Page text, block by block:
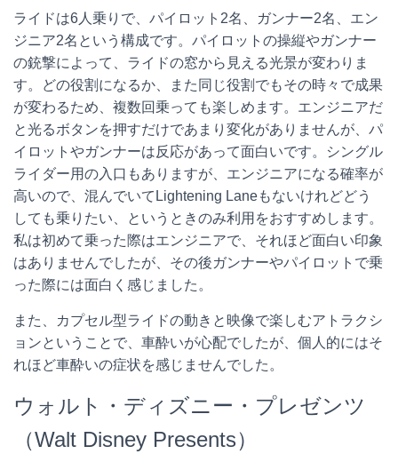
ライドは6人乗りで、パイロット2名、ガンナー2名、エン
ジニア2名という構成です。パイロットの操縦やガンナー
の銃撃によって、ライドの窓から見える光景が変わりま
す。どの役割になるか、また同じ役割でもその時々で成果
が変わるため、複数回乗っても楽しめます。エンジニアだ
と光るボタンを押すだけであまり変化がありませんが、パ
イロットやガンナーは反応があって面白いです。シングル
ライダー用の入口もありますが、エンジニアになる確率が
高いので、混んでいてLightening Laneもないけれどどう
しても乗りたい、というときのみ利用をおすすめします。
私は初めて乗った際はエンジニアで、それほど面白い印象
はありませんでしたが、その後ガンナーやパイロットで乗
った際には面白く感じました。
また、カプセル型ライドの動きと映像で楽しむアトラクシ
ョンということで、車酔いが心配でしたが、個人的にはそ
れほど車酔いの症状を感じませんでした。
ウォルト・ディズニー・プレゼンツ
（Walt Disney Presents）